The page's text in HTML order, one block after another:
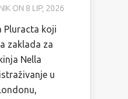
ON 8 LIP, 2026
Pluracta koji
zaklada za
Nella
u